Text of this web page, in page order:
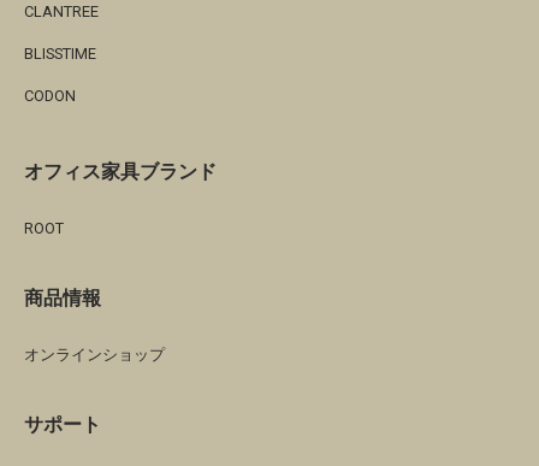
CLANTREE
BLISSTIME
CODON
オフィス家具ブランド
ROOT
商品情報
オンラインショップ
サポート